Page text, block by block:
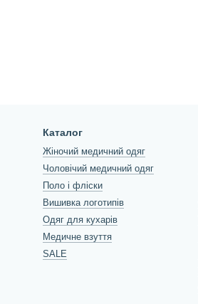
Каталог
Жіночий медичний одяг
Чоловічий медичний одяг
Поло і фліски
Вишивка логотипів
Одяг для кухарів
Медичне взуття
SALE